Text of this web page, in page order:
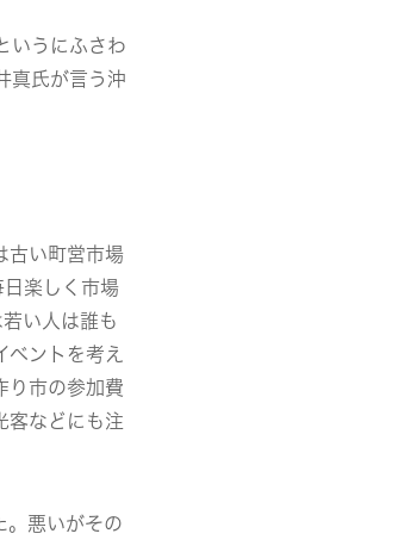
いうにふさわ
真氏が言う沖
古い町営市場
楽しく市場
い人は誰も
ントを考え
り市の参加費
客などにも注
。悪いがその